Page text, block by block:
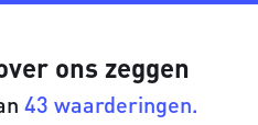
ons zeggen
43 waarderingen.